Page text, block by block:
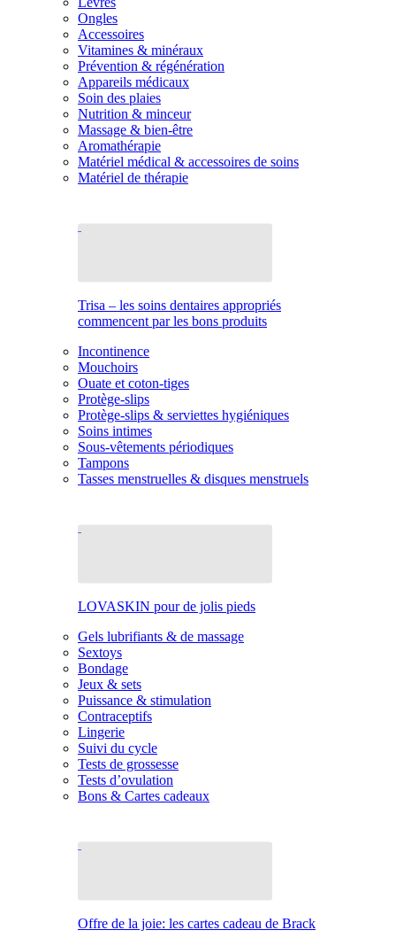
Ongles
Accessoires
Vitamines & minéraux
Prévention & régénération
Appareils médicaux
Soin des plaies
Nutrition & minceur
Massage & bien-être
Aromathérapie
Matériel médical & accessoires de soins
Matériel de thérapie
Trisa – les soins dentaires appropriés
commencent par les bons produits
Incontinence
Mouchoirs
Ouate et coton-tiges
Protège-slips
Protège-slips & serviettes hygiéniques
Soins intimes
Sous-vêtements périodiques
Tampons
Tasses menstruelles & disques menstruels
LOVASKIN pour de jolis pieds
Gels lubrifiants & de massage
Sextoys
Bondage
Jeux & sets
Puissance & stimulation
Contraceptifs
Lingerie
Suivi du cycle
Tests de grossesse
Tests d’ovulation
Bons & Cartes cadeaux
Offre de la joie: les cartes cadeau de Brack